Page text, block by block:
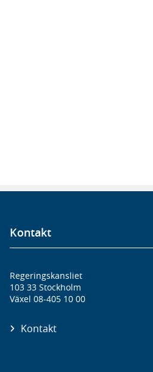
Kontakt
Regeringskansliet
103 33 Stockholm
Växel 08-405 10 00
Kontakt